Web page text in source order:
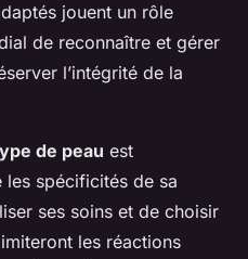
jouent un rôle
de reconnaître et gérer
l’intégrité de la
de peau est
les spécificités de sa
ses soins et de choisir
les réactions